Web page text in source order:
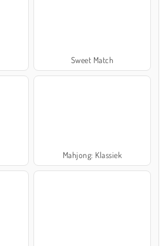
Sweet Match
Mahjong: Klassiek